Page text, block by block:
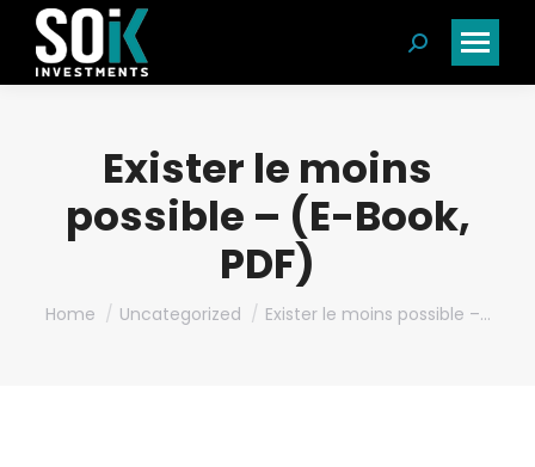
Search:
Exister le moins
possible – (E-Book,
PDF)
You are here:
Home Uncategorized Exister le moins possible –…